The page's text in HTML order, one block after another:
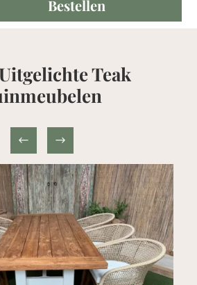
Bestellen
Teak